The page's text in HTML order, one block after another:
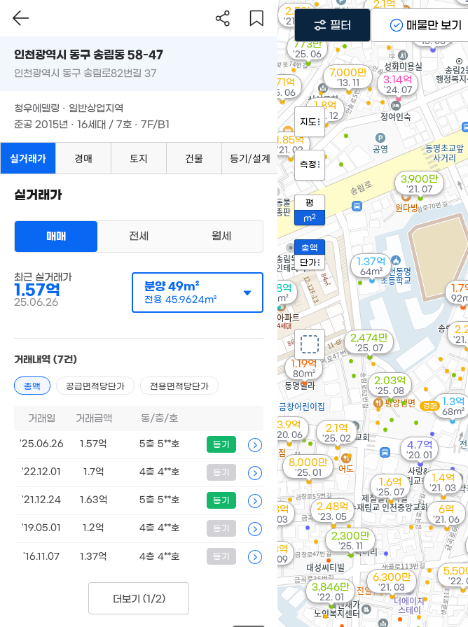
1.3억
68m²
경매
1.28억
86m²
2,300만
'25. 11
2.03억
'25. 08
2,474만
'25. 07
1.6억
'25. 07
1.71억
'25. 06
773만
'25. 06
2.1억
'25. 02
8,000만
'25. 01
3.14억
'24. 07
2.48억
'23. 05
1.8억
'22. 12
1.53억
'22. 09
'22.
3,846만
'22. 01
1.19억
80m²
2.5억
'21. 09
3,900만
'21. 07
6억
'21. 06
6,300만
'21. 03
1.58억
'21. 03
1.4억
'21. 03
1.85억
'21. 02
3.9억
'20. 06
2.1억
4.7억
'20. 01
1.7
1.37억
64m²
1.25억
'15. 06
7,000만
'13. 11
지도
측정
평
m2
총액
단가
필터 매물만 보기
인천광역시 동구 송림동 58-47
인천광역시 동구 송림로82번길 37
청우에델링 · 일반상업지역
준공 2015년 · 16세대 / 7호 · 7F/B1
실거래가 경매 토지 건물 등기/설계
실거래가
매매 전세 월세
최근 실거래가
1.57억
25.06.26
분양49m²
전용 45.9624m²
거래내역 (7건)
총액 공급면적당단가 전용면적당단가
거래일 거래금액 동/층/호
'25.06.26 1.57억 5층 5**호 등기
'22.12.01 1.7억 4층 4**호 등기
'21.12.24 1.63억 5층 5**호 등기
'19.05.01 1.2억 4층 4**호 등기
'16.11.07 1.37억 4층 4**호 등기
더보기 (1/2)